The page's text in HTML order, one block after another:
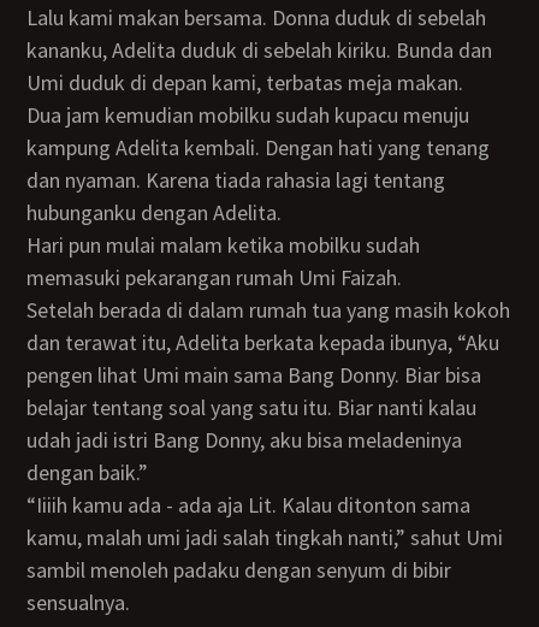
Lalu kami makan bersama. Donna duduk di sebelah
kananku, Adelita duduk di sebelah kiriku. Bunda dan
Umi duduk di depan kami, terbatas meja makan.
Dua jam kemudian mobilku sudah kupacu menuju
kampung Adelita kembali. Dengan hati yang tenang
dan nyaman. Karena tiada rahasia lagi tentang
hubunganku dengan Adelita.
Hari pun mulai malam ketika mobilku sudah
memasuki pekarangan rumah Umi Faizah.
Setelah berada di dalam rumah tua yang masih kokoh
dan terawat itu, Adelita berkata kepada ibunya, “Aku
pengen lihat Umi main sama Bang Donny. Biar bisa
belajar tentang soal yang satu itu. Biar nanti kalau
udah jadi istri Bang Donny, aku bisa meladeninya
dengan baik.”
“Iiiih kamu ada - ada aja Lit. Kalau ditonton sama
kamu, malah umi jadi salah tingkah nanti,” sahut Umi
sambil menoleh padaku dengan senyum di bibir
sensualnya.